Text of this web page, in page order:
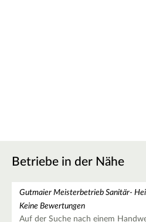
Betriebe in der Nähe
Gutmaier Meisterbetrieb Sanitär-
Keine Bewertungen
Auf der Suche nach einem